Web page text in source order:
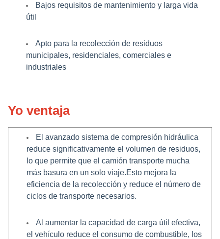
Bajos requisitos de mantenimiento y larga vida
útil
Apto para la recolección de residuos
municipales, residenciales, comerciales e
industriales
Yo ventaja
El avanzado sistema de compresión hidráulica
reduce significativamente el volumen de residuos,
lo que permite que el camión transporte mucha
más basura en un solo viaje.Esto mejora la
eficiencia de la recolección y reduce el número de
ciclos de transporte necesarios.
Al aumentar la capacidad de carga útil efectiva,
el vehículo reduce el consumo de combustible, los